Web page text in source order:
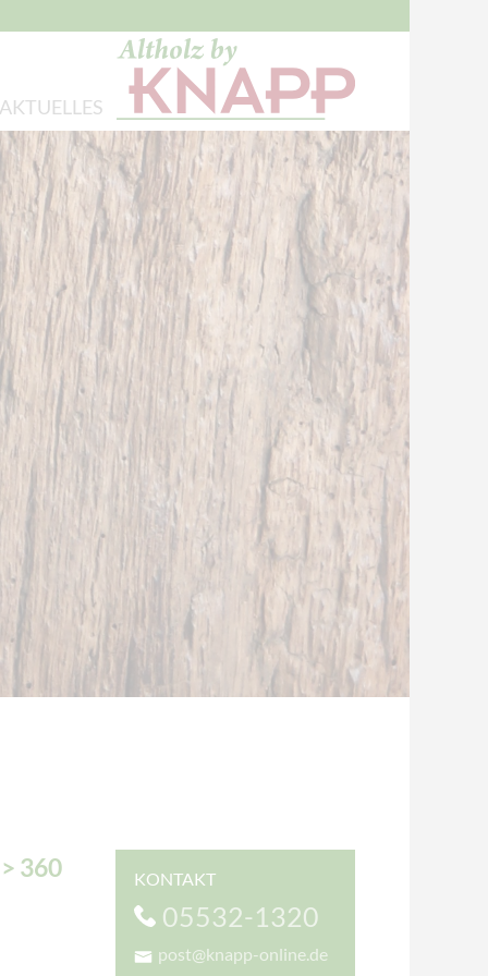
AKTUELLES
KONTAKT
05532-1320
post@knapp-online.de
360